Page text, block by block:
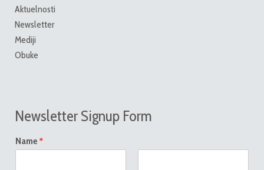
Aktuelnosti
Newsletter
Mediji
Obuke
Newsletter Signup Form
Name *